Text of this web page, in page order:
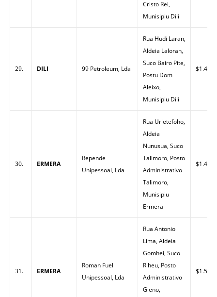
Cristo Rei,
Munisipiu Dili
29. DILI 99 Petroleum, Lda
Rua Hudi Laran,
Aldeia Laloran,
Suco Bairo Pite,
Postu Dom
Aleixo,
Munisipiu Dili
$1.45
30. ERMERA
Repende
Unipessoal, Lda
Rua Urletefoho,
Aldeia
Nunusua, Suco
Talimoro, Posto
Administrativo
Talimoro,
Munisipiu
Ermera
$1.45
31. ERMERA
Roman Fuel
Unipessoal, Lda
Rua Antonio
Lima, Aldeia
Gomhei, Suco
Riheu, Posto
Administrativo
Gleno,
$1.50